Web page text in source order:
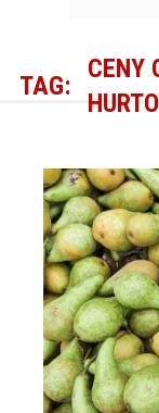
TAG:
CENY